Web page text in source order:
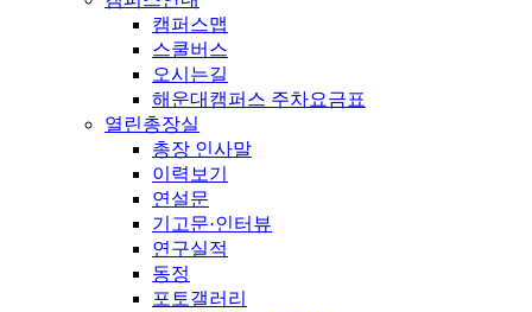
캠퍼스맵
스쿨버스
오시는길
해운대캠퍼스 주차요금표
열린총장실
총장 인사말
이력보기
연설문
기고문·인터뷰
연구실적
동정
포토갤러리